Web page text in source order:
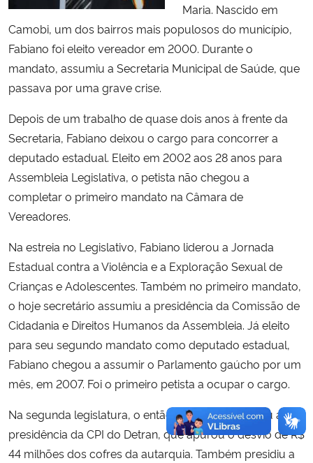
Ministério da Ciência, Tecnologia, Inovações e Comunicações
Ministério do Meio Ambiente
Ministério do Turismo
Ministério do Desenvolvimento Regional
Controladoria-Geral da União
Ministério da Mulher, da Família e dos Direitos Humanos
Secretaria de Governo
Gabinete de Segurança Institucional
Advocacia-Geral da União
Banco Central do Brasil
Planalto
Maria. Nascido em
Camobi, um dos bairros mais populosos do município,
Fabiano foi eleito vereador em 2000. Durante o
mandato, assumiu a Secretaria Municipal de Saúde, que
passava por uma grave crise.
Depois de um trabalho de quase dois anos à frente da
Secretaria, Fabiano deixou o cargo para concorrer a
deputado estadual. Eleito em 2002 aos 28 anos para
Assembleia Legislativa, o petista não chegou a
completar o primeiro mandato na Câmara de
Vereadores.
Na estreia no Legislativo, Fabiano liderou a Jornada
Estadual contra a Violência e a Exploração Sexual de
Crianças e Adolescentes. Também no primeiro mandato,
o hoje secretário assumiu a presidência da Comissão de
Cidadania e Direitos Humanos da Assembleia. Já eleito
para seu segundo mandato como deputado estadual,
Fabiano chegou a assumir o Parlamento gaúcho por um
mês, em 2007. Foi o primeiro petista a ocupar o cargo.
Na segunda legislatura, o então deputado assumiu a
presidência da CPI do Detran, que apurou o desvio de R$
44 milhões dos cofres da autarquia. Também presidiu a